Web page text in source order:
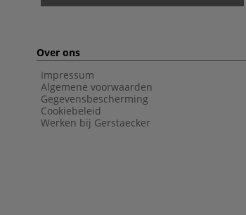
Over ons
Impressum
Algemene voorwaarden
Gegevensbescherming
Cookiebeleid
Werken bij Gerstaecker